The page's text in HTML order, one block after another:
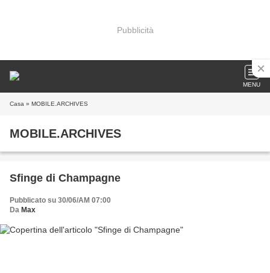
Pubblicità
MENU
Casa » MOBILE.ARCHIVES
MOBILE.ARCHIVES
Sfinge di Champagne
Pubblicato su 30/06/AM 07:00
Da Max